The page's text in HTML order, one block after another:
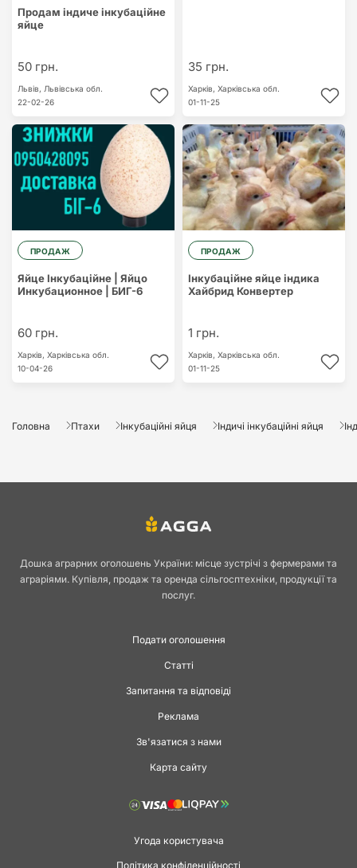
Продам індиче інкубаційне
яйце
50 грн.
Львів, Львівська обл.
22-02-26
35 грн.
Харків, Харківська обл.
01-11-25
ПРОДАЖ
Яйце Інкубаційне | Яйцо
Инкубационное | БИГ-6
60 грн.
Харків, Харківська обл.
10-04-26
ПРОДАЖ
Інкубаційне яйце індика
Хайбрид Конвертер
1 грн.
Харків, Харківська обл.
01-11-25
Головна Птахи Інкубаційні яйця Індичі інкубаційні яйця
Дошка аграрних оголошень України: місце зустрічі з фермерами та
аграріями. Купівля, продаж та оренда сільгосптехніки, продукції та
послуг.
Подати оголошення
Статті
Запитання та відповіді
Реклама
Зв'язатися з нами
Карта сайту
Угода користувача
Політика конфіденційності